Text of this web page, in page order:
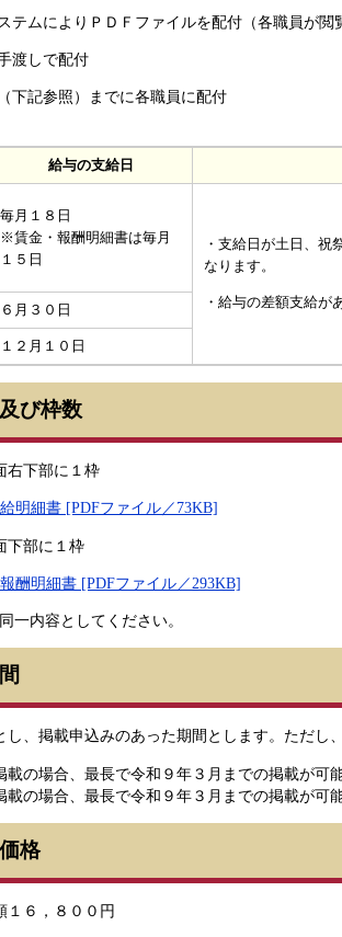
によりＰＤＦファイルを配付（各職員が閲覧
しで配付
下記参照）までに各職員に配付
給与の支給日
毎月１８日
※賃金・報酬明細書は毎月
１５日
・支給日が土日、祝
なります。
・給与の差額支給が
６月３０日
１２月１０日
び枠数
下部に１枠
明細書 [PDFファイル／73KB]
下部に１枠
酬明細書 [PDFファイル／293KB]
内容としてください。
、掲載申込みのあった期間とします。ただし
の場合、最長で令和９年３月までの掲載が可能
の場合、最長で令和９年３月までの掲載が可能
格
６，８００円